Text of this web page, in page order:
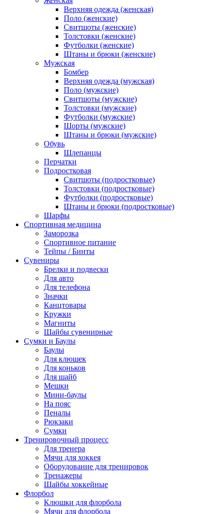
Верхняя одежда (женская)
Поло (женские)
Свитшоты (женские)
Толстовки (женские)
Футболки (женские)
Штаны и брюки (женские)
Мужская
Бомбер
Верхняя одежда (мужская)
Поло (мужские)
Свитшоты (мужские)
Толстовки (мужские)
Футболки (мужские)
Шорты (мужские)
Штаны и брюки (мужские)
Обувь
Шлепанцы
Перчатки
Подростковая
Свитшоты (подростковые)
Толстовки (подростковые)
Футболки (подростковые)
Штаны и брюки (подростковые)
Шарфы
Спортивная медицина
Заморозка
Спортивное питание
Тейпы / Бинты
Сувениры
Брелки и подвески
Для авто
Для телефона
Значки
Канцтовары
Кружки
Магниты
Шайбы сувенирные
Сумки и Баулы
Баулы
Для клюшек
Для коньков
Для шайб
Мешки
Мини-баулы
На пояс
Пеналы
Рюкзаки
Сумки
Тренировочный процесс
Для тренера
Мячи для хоккея
Оборудование для тренировок
Тренажеры
Шайбы хоккейные
Флорбол
Клюшки для флорбола
Мячи для флорбола